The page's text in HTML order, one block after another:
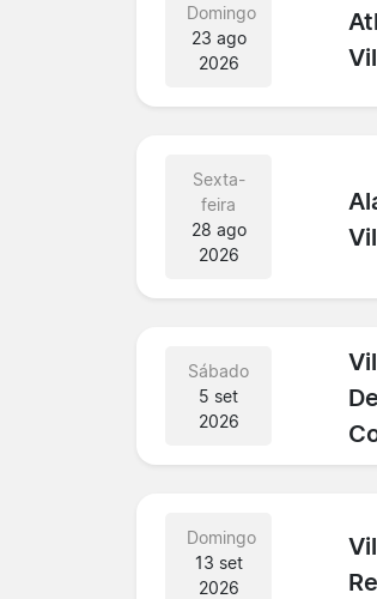
Domingo
23 ago
2026
Sexta-
feira
28 ago
2026
Sábado
5 set
2026
Domingo
13 set
2026